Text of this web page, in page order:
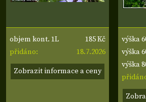
objem kont. 1L
185 Kč
přidáno:
18.7.2026
Zobrazit informace a ceny
výška
výška
výška